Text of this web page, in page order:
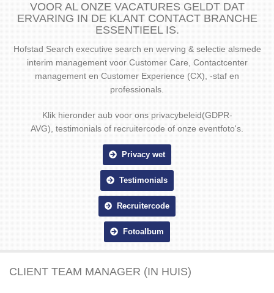
VOOR AL ONZE VACATURES GELDT DAT
ERVARING IN DE KLANT CONTACT BRANCHE
ESSENTIEEL IS.
Hofstad Search executive search en werving & selectie alsmede
interim management voor Customer Care, Contactcenter
management en Customer Experience (CX), -staf en
professionals.
Klik hieronder aub voor ons privacybeleid(GDPR-
AVG), testimonials of recruitercode of onze eventfoto's.
Privacy wet
Testimonials
Recruitercode
Fotoalbum
CLIENT TEAM MANAGER (IN HUIS)